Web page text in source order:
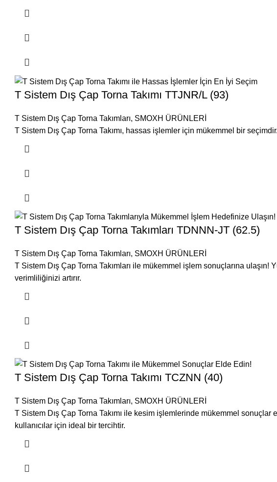
T Sistem Dış Çap Torna Takımı TTJNR/L (93)
T Sistem Dış Çap Torna Takımları, SMOXH ÜRÜNLERİ
T Sistem Dış Çap Torna Takımı, hassas işlemler için mükemmel bir
T Sistem Dış Çap Torna Takımları TDNNN-JT (62.5)
T Sistem Dış Çap Torna Takımları, SMOXH ÜRÜNLERİ
T Sistem Dış Çap Torna Takımları ile mükemmel işlem sonuçlarına
verimliliğinizi artırır.
T Sistem Dış Çap Torna Takımı TCZNN (40)
T Sistem Dış Çap Torna Takımları, SMOXH ÜRÜNLERİ
T Sistem Dış Çap Torna Takımı ile kesim işlemlerinde mükemmel
kullanıcılar için ideal bir tercihtir.